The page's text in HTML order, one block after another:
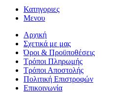
Κατηγοριες
Μενου
Αρχική
Σχετικά με μας
Όροι & Προϋποθέσεις
Τρόποι Πληρωμής
Τρόποι Αποστολής
Πολιτική Επιστροφών
Επικοινωνία